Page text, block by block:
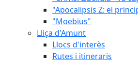
"Apocalipsis Z: el
"Moebius"
Lliça d'Amunt
Llocs d'interès
Rutes i itineraris